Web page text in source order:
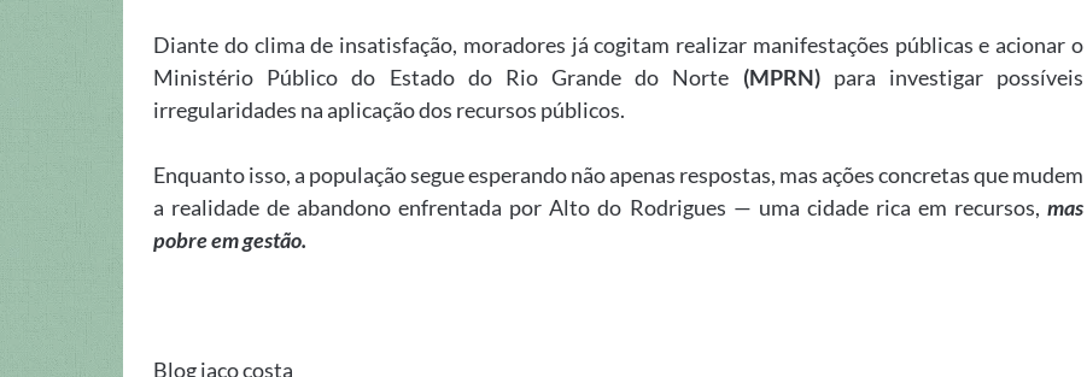
Diante do clima de insatisfação, moradores já cogitam realizar manifestações públicas e acionar o
Ministério Público do Estado do Rio Grande do Norte (MPRN)para investigar possíveis
irregularidades na aplicação dos recursos públicos.
Enquanto isso, a população segue esperando não apenas respostas, mas ações concretas que mudem
a realidade de abandono enfrentada por Alto do Rodrigues — uma cidade rica em recursos, mas
pobre em gestão.
Blog jaco costa